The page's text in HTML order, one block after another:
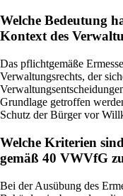
Welche Bedeutung
Kontext des
Das pflichtgemäße
Verwaltungsrechts, der
Grundlage getroffen
Schutz der Bürger vor
Welche Kriterien
gemäß 40 VWVfG
Bei der Ausübung des